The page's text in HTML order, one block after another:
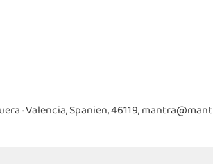
· Valencia, Spanien, 46119,